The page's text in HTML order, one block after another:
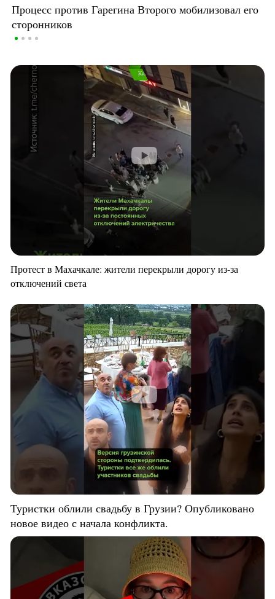
Процесс против Гарегина Второго мобилизовал его
сторонников
Протест в Махачкале: жители перекрыли дорогу из-за
отключений света
Туристки облили свадьбу в Грузии? Опубликовано
новое видео с начала конфликта.